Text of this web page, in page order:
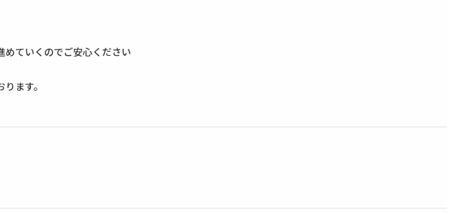
めていくのでご安心ください
ます。